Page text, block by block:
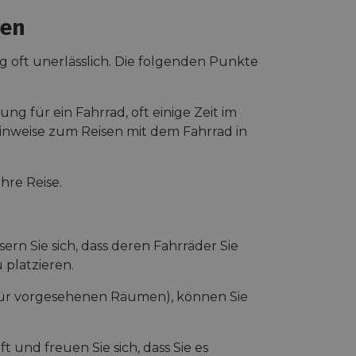
oft unerlässlich. Die folgenden Punkte
für ein Fahrrad, oft einige Zeit im
zum Reisen mit dem Fahrrad in
Reise.
Sie sich, dass deren Fahrräder Sie
platzieren.
vorgesehenen Räumen), können Sie
und freuen Sie sich, dass Sie es
response
traffic is
bots. It is part of
and bots.
make valid
and bots.
make valid
stickiness
features
by the server.
zur
verwendet,
muss